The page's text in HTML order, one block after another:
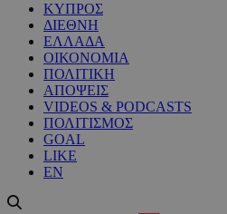
ΚΥΠΡΟΣ
ΔΙΕΘΝΗ
ΕΛΛΑΔΑ
ΟΙΚΟΝΟΜΙΑ
ΠΟΛΙΤΙΚΗ
ΑΠΟΨΕΙΣ
VIDEOS & PODCASTS
ΠΟΛΙΤΙΣΜΟΣ
GOAL
LIKE
EN